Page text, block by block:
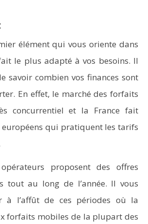
élément qui vous oriente dans
le plus adapté à vos besoins. Il
savoir combien vos finances sont
En effet, le marché des forfaits
concurrentiel et la France fait
qui pratiquent les tarifs
proposent des offres
tout au long de l’année. Il vous
à l’affût de ces périodes où la
forfaits mobiles de la plupart des